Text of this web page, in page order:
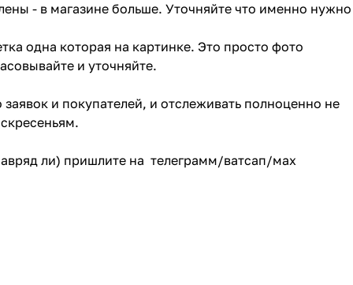
- в магазине больше. Уточняйте что именно нужно
одна которая на картинке. Это просто фото
и уточняйте.
и покупателей, и отслеживать полноценно не
ли) пришлите на телеграмм/ватсап/мах